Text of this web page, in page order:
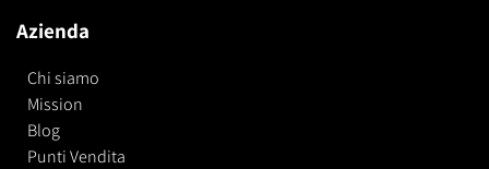
Azienda
Chi siamo
Mission
Blog
Punti Vendita